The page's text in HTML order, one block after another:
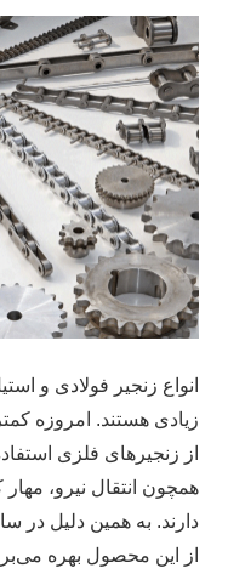
انواع زنجیر فولادی و
زیادی هستند. امروزه
از زنجیر‌های فلزی
همچون انتقال نیرو، مهار
دارند. به همین دلیل در
از این محصول بهره